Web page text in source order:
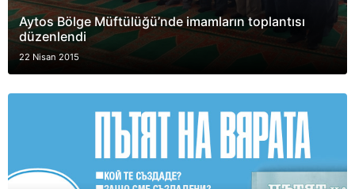
Aytos Bölge Müftülüğü’nde imamların toplantısı
düzenlendi
22 Nisan 2015